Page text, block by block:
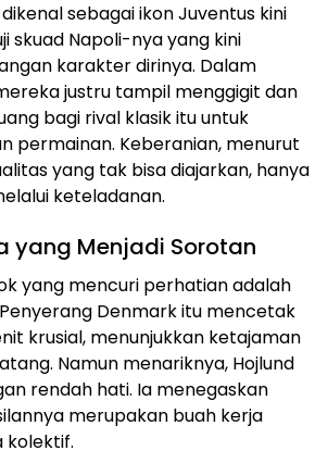
sebagai ikon Juventus kini
skuad Napoli-nya yang kini
karakter dirinya. Dalam
justru tampil menggigit dan
bagi rival klasik itu untuk
permainan. Keberanian, menurut
yang tak bisa diajarkan, hanya
keteladanan.
yang Menjadi Sorotan
yang mencuri perhatian adalah
Penyerang Denmark itu mencetak
krusial, menunjukkan ketajaman
Namun menariknya, Hojlund
rendah hati. Ia menegaskan
merupakan buah kerja
kolektif.